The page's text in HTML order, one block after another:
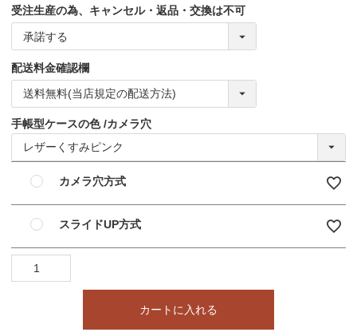
受注生産の為、キャンセル・返品・交換は不可
配送料金確認欄
手帳型ケースの色 カメラ穴
カメラ穴方式
スライドUP方式
カートに入れる